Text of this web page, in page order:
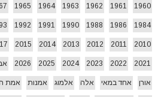
1960
1961
1962
1963
1964
1965
1984
1986
1988
1990
1991
1992
2010
2011
2012
2013
2014
2015
2021
2022
2023
2024
2025
2026
אורן אחד במאי אלה אלמוג אמנות אמת